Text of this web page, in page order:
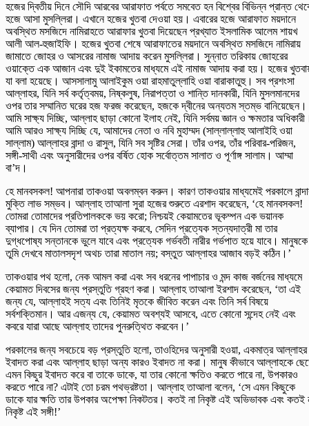
হজের দ্বিতীয় দিনে সৌদি আরবের আরাফাত পর্বতে সমবেত হন বিশ্বের বিভিন্ন প্রান্ত
হজে আসা মুসল্লিরা। এখানে হজের খুতবা দেওয়া হয়। এবারের হজে আরাফাত ময়দানে
অবস্থিত মসজিদে নামিরাহতে আরাফার খুতবা দিয়েছেন প্রখ্যাত ইসলামিক আলেম শায়খ
আলী আল-হুজাইফি। হজের খুতবা শেষে আরাফাতের ময়দানে অবস্থিত মসজিদে নামিরায়
জামাতে জোহর ও আসরের নামাজ আদায় করেন মুসল্লিরা। সুন্নাত তরিকায় জোহরের
ওয়াক্তে এক আজান এবং দুই ইকামতের মাধ্যমে এই নামাজ আদায় করা হয়। হজের
যা বলা হয়েছে। আসসালামু আলাইকুম ওয়া রাহমাতুল্লাহি ওয়া বারাকাতুহু। সব প্রশংসা
আল্লাহর, যিনি সর্ব কর্তৃত্বময়, নিষ্কলুষ, নিরাপত্তা ও শান্তি দানকারী, ‍যিনি মুসলমানদের
ওপর তার সম্মানিত ঘরের হজ ফরজ করেছেন, হজকে দ্বীনের অন্যতম স্তম্ভ বানিয়েছেন।
আমি সাক্ষ্য দিচ্ছি, আল্লাহ ছাড়া কোনো ইলাহ নেই, যিনি সর্বময় জ্ঞান ও ক্ষমতার
আমি আরও সাক্ষ্য দিচ্ছি যে, আমাদের নেতা ও নবি মুহাম্মদ (সাল্লাল্লাহু আলাইহি ওয়া
সাল্লাম) আল্লাহর বান্দা ও রাসুল, যিনি সব সৃষ্টির সেরা। তাঁর ওপর, তাঁর পরিবার-পরিজন,
সঙ্গী-সাথী এবং অনুসারীদের ওপর বর্ষিত হোক সর্বোত্তম সালাত ও পূর্ণাঙ্গ সালাম। আম্মা
বা’দ।
হে মানবসকল! আপনারা তাকওয়া অবলম্বন করুন। কারণ তাকওয়ার মাধ্যমেই পরকালে
মুক্তি লাভ সম্ভব। আল্লাহ তাআলা সুরা হজের শুরুতে এরশাদ করেছেন, ‘হে মানবসকল!
তোমরা তোমাদের প্রতিপালককে ভয় করো; নিশ্চয়ই কেয়ামতের ভূকম্পন এক ভয়ানক
ব্যাপার। যে দিন তোমরা তা প্রত্যক্ষ করবে, সেদিন প্রত্যেক স্তন্যদাত্রী মা তার
দুগ্ধপোষ্য সন্তানকে ভুলে যাবে এবং প্রত্যেক গর্ভবতী নারীর গর্ভপাত হয়ে যাবে। মানুষকে
তুমি দেখবে মাতালসদৃশ অথচ তারা মাতাল নয়; বস্তুত আল্লাহর আজাব বড়ই কঠিন।’
তাকওয়ার পথ হলো, নেক আমল করা এবং সব ধরনের পাপাচার ও মন্দ কাজ বর্জনের মাধ্যমে
কেয়ামত দিবসের জন্য প্রস্তুতি গ্রহণ করা। আল্লাহ তাআলা ইরশাদ করেছেন, ‘তা এই
জন্য যে, আল্লাহই সত্য এবং তিনিই মৃতকে জীবিত করেন এবং তিনি সর্ব বিষয়ে
সর্বশক্তিমান। আর এজন্য যে, কেয়ামত অবশ্যই আসবে, এতে কোনো সন্দেহ নেই এবং
কবরে যারা আছে আল্লাহ তাদের পুনরুত্থিত করবেন।’
পরকালের জন্য সবচেয়ে বড় প্রস্তুতি হলো, তাওহিদের অনুসারী হওয়া, একমাত্র আল্লাহর
ইবাদত করা এবং আল্লাহ ছাড়া অন্য কারও ইবাদত না করা। মানুষ কীভাবে আল্লাহকে
এমন কিছুর ইবাদত করে বা তাকে ডাকে, যা তার কোনো ক্ষতিও করতে পারে না, উপকারও
করতে পারে না? এটাই তো চরম পথভ্রষ্টতা। আল্লাহ তাআলা বলেন, ‘সে এমন কিছুকে
ডাকে যার ক্ষতি তার উপকার অপেক্ষা নিকটতর। কতই না নিকৃষ্ট এই অভিভাবক এবং কতই
নিকৃষ্ট এই সঙ্গী!’